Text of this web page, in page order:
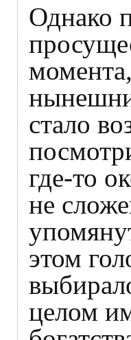
Однако
стало
где-то
не
этом
целом